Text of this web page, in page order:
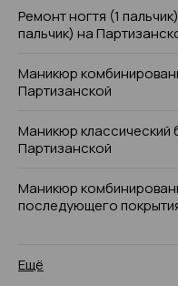
Ремонт ногтя (1
пальчик) на
Маникюр
Партизанской
Маникюр классический
Партизанской
Маникюр
последующего
Ещё